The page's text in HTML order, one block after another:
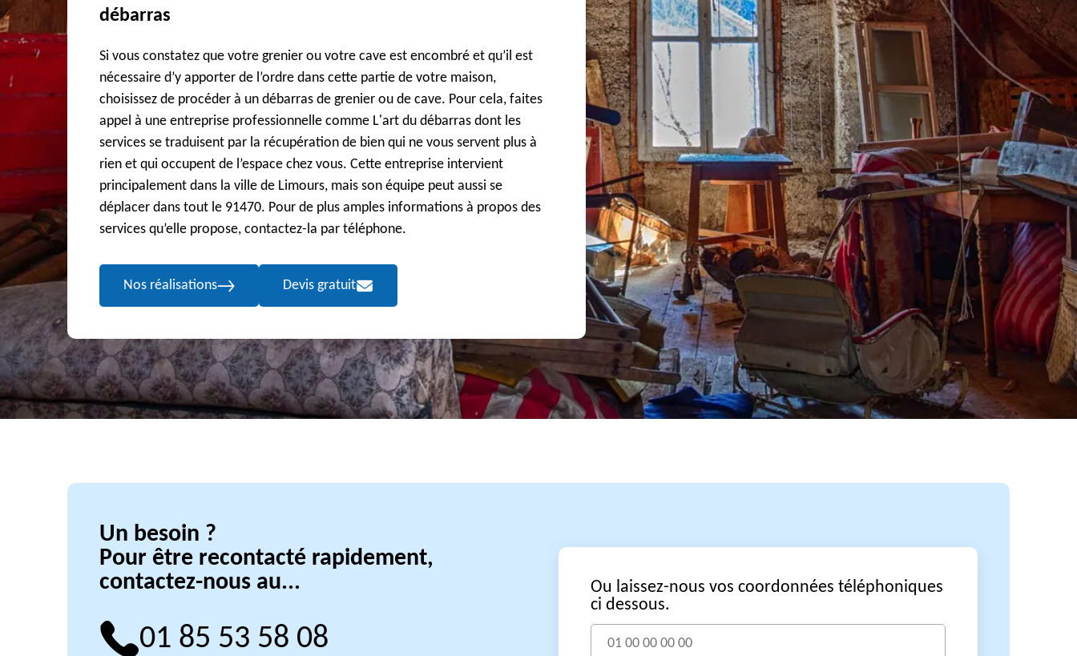
débarras
Si vous constatez que votre grenier ou votre cave est encombré et qu’il est
nécessaire d’y apporter de l’ordre dans cette partie de votre maison,
choisissez de procéder à un débarras de grenier ou de cave. Pour cela, faites
appel à une entreprise professionnelle comme L'art du débarras dont les
services se traduisent par la récupération de bien qui ne vous servent plus à
rien et qui occupent de l’espace chez vous. Cette entreprise intervient
principalement dans la ville de Limours, mais son équipe peut aussi se
déplacer dans tout le 91470. Pour de plus amples informations à propos des
services qu’elle propose, contactez-la par téléphone.
Nos réalisations Devis gratuit
Un besoin ?
Pour être recontacté rapidement,
contactez-nous au...
01 85 53 58 08
Ou laissez-nous vos coordonnées téléphoniques
ci dessous.